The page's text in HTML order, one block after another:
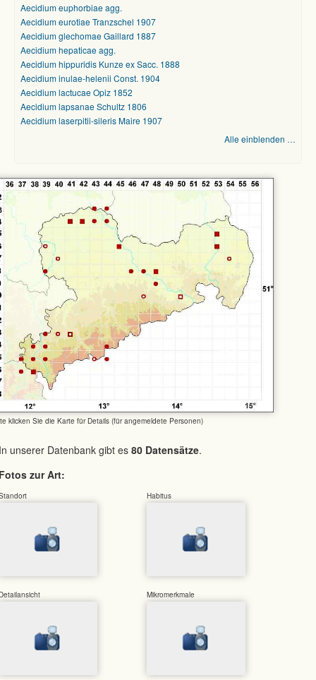
Aecidium euphorbiae agg.
Aecidium eurotiae Tranzschel 1907
Aecidium glechomae Gaillard 1887
Aecidium hepaticae agg.
Aecidium hippuridis Kunze ex Sacc. 1888
Aecidium inulae-helenii Const. 1904
Aecidium lactucae Opiz 1852
Aecidium lapsanae Schultz 1806
Aecidium laserpitii-sileris Maire 1907
Alle einblenden …
klicken Sie die Karte für Details (für angemeldete Personen)
unserer Datenbank gibt es 80 Datensätze.
zur Art:
Habitus
Mikromerkmale